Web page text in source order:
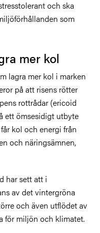
och ska
som
mer kol
lagra mer kol i marken
på att risens rötter
rottrådar (ericoid
ett ömsesidigt utbyte
kol och energi från
och näringsämnen,
har sett att i
av det vintergröna
och även utflödet av
för miljön och klimatet.